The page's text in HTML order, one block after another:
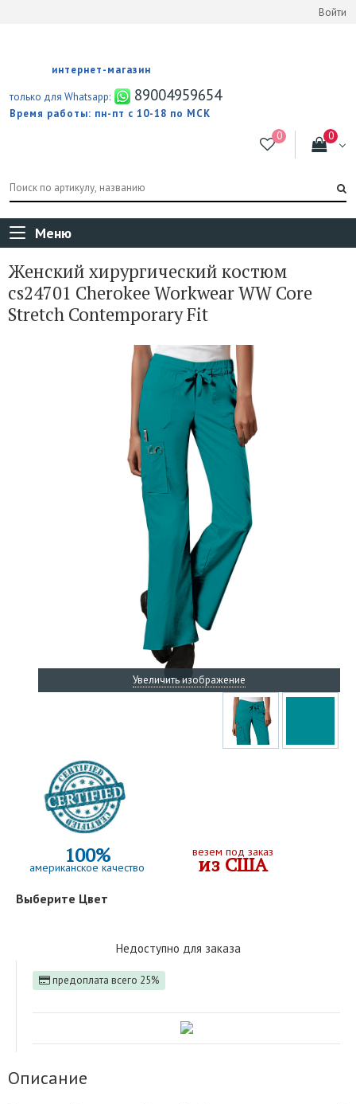
Войти
интернет-магазин
только для Whatsapp:
89004959654
Время работы: пн-пт с 10-18 по МСК
Меню
Женский хирургический костюм
cs24701 Cherokee Workwear WW Core
Stretch Contemporary Fit
Увеличить изображение
100%
американское качество
везем под заказ
из США
Выберите Цвет
Недоступно для заказа
предоплата всего 25%
Описание